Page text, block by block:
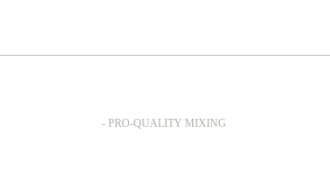
- PRO-QUALITY MIXING